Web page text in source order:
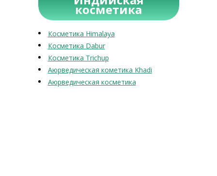
косметика
Косметика Himalaya
Косметика Dabur
Косметика Trichup
Аюрведическая кометика Khadi
Аюрведическая косметика